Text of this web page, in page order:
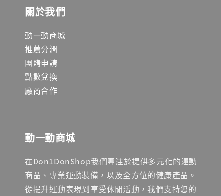
關於我們
動一動商城
推薦分潤
團購申請
點數兌換
廠商合作
動一動商城
在Don1DonShop我們專注於提供多元化的運動
商品、專業運動裝備，以及全方位的健康產品。
從提升運動表現到享受休閒活動，我們支持您的